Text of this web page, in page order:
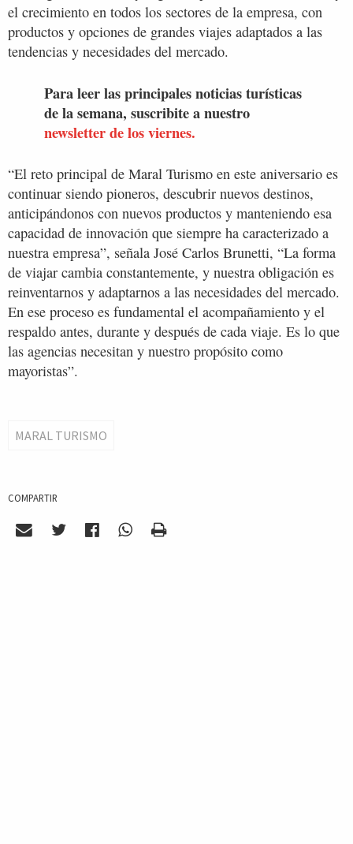
el crecimiento en todos los sectores de la empresa, con
productos y opciones de grandes viajes adaptados a las
tendencias y necesidades del mercado.
Para leer las principales noticias turísticas
de la semana, suscribite a nuestro
newsletter de los viernes.
“El reto principal de Maral Turismo en este aniversario es
continuar siendo pioneros, descubrir nuevos destinos,
anticipándonos con nuevos productos y manteniendo esa
capacidad de innovación que siempre ha caracterizado a
nuestra empresa”, señala José Carlos Brunetti, “La forma
de viajar cambia constantemente, y nuestra obligación es
reinventarnos y adaptarnos a las necesidades del mercado.
En ese proceso es fundamental el acompañamiento y el
respaldo antes, durante y después de cada viaje. Es lo que
las agencias necesitan y nuestro propósito como
mayoristas”.
MARAL TURISMO
COMPARTIR